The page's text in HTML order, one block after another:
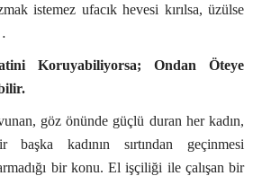
istemez ufacık hevesi kırılsa, üzülse
Koruyabiliyorsa; Ondan Öteye
göz önünde güçlü duran her kadın,
başka kadının sırtından geçinmesi
bir konu. El işçiliği ile çalışan bir